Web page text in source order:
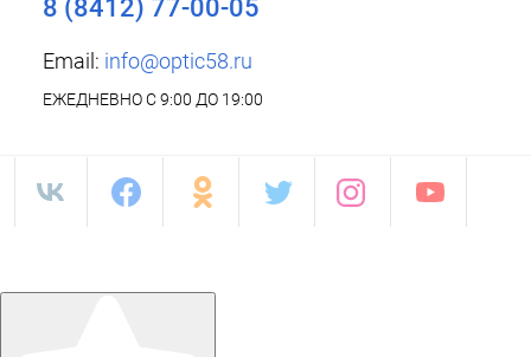
8 (8412) 77-00-05
Email: info@optic58.ru
ЕЖЕДНЕВНО С 9:00 ДО 19:00